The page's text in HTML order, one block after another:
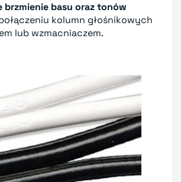
brzmienie basu oraz tonów
kolumn głośnikowych
lub wzmacniaczem.